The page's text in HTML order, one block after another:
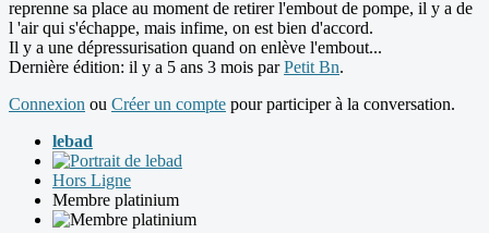
reprenne sa place au moment de retirer l'embout de pompe, il y a de
l 'air qui s'échappe, mais infime, on est bien d'accord.
Il y a une dépressurisation quand on enlève l'embout...
Dernière édition: il y a 5 ans 3 mois parPetit Bn.
Connexion ou Créer un compte pour participer à la conversation.
lebad
Hors Ligne
Membre platinium